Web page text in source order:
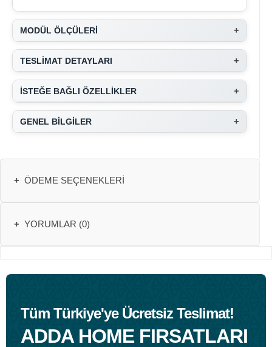
MODÜL ÖLÇÜLERİ +
TESLİMAT DETAYLARI +
İSTEĞE BAĞLI ÖZELLİKLER +
GENEL BİLGİLER +
+ ÖDEME SEÇENEKLERI
+ YORUMLAR (0)
Tüm Türkiye'ye Ücretsiz Teslimat!
ADDA HOME FIRSATLARI